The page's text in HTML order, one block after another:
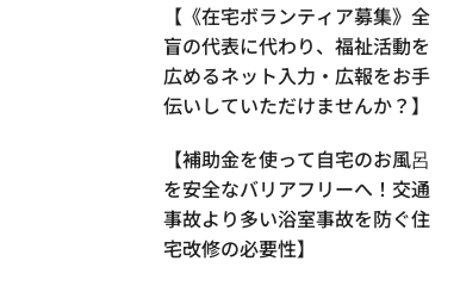
【《在宅ボランティア募集》全
盲の代表に代わり、福祉活動を
広めるネット入力・広報をお手
伝いしていただけませんか？】
【補助金を使って自宅のお風呂
を安全なバリアフリーへ！交通
事故より多い浴室事故を防ぐ住
宅改修の必要性】